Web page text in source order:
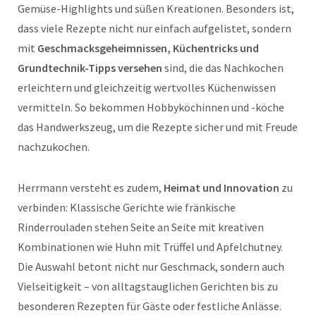
Gemüse-Highlights und süßen Kreationen. Besonders ist,
dass viele Rezepte nicht nur einfach aufgelistet, sondern
mit Geschmacksgeheimnissen, Küchentricks und
Grundtechnik-Tipps versehen sind, die das Nachkochen
erleichtern und gleichzeitig wertvolles Küchenwissen
vermitteln. So bekommen Hobbyköchinnen und -köche
das Handwerkszeug, um die Rezepte sicher und mit Freude
nachzukochen.
Herrmann versteht es zudem, Heimat und Innovation zu
verbinden: Klassische Gerichte wie fränkische
Rinderrouladen stehen Seite an Seite mit kreativen
Kombinationen wie Huhn mit Trüffel und Apfelchutney.
Die Auswahl betont nicht nur Geschmack, sondern auch
Vielseitigkeit – von alltagstauglichen Gerichten bis zu
besonderen Rezepten für Gäste oder festliche Anlässe.